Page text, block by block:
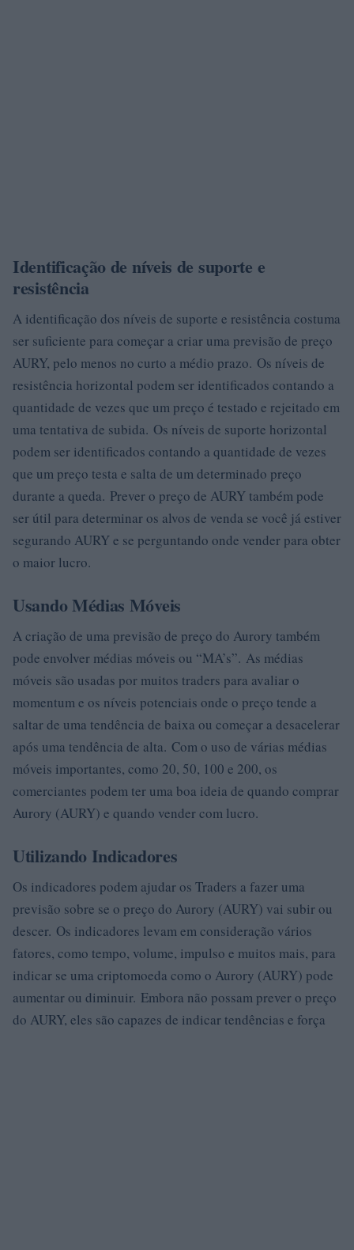
Identificação de níveis de suporte e
resistência
A identificação dos níveis de suporte e resistência costuma
ser suficiente para começar a criar uma previsão de preço
AURY, pelo menos no curto a médio prazo. Os níveis de
resistência horizontal podem ser identificados contando a
quantidade de vezes que um preço é testado e rejeitado em
uma tentativa de subida. Os níveis de suporte horizontal
podem ser identificados contando a quantidade de vezes
que um preço testa e salta de um determinado preço
durante a queda. Prever o preço de AURY também pode
ser útil para determinar os alvos de venda se você já estiver
segurando AURY e se perguntando onde vender para obter
o maior lucro.
Usando Médias Móveis
A criação de uma previsão de preço do Aurory também
pode envolver médias móveis ou “MA’s”. As médias
móveis são usadas por muitos traders para avaliar o
momentum e os níveis potenciais onde o preço tende a
saltar de uma tendência de baixa ou começar a desacelerar
após uma tendência de alta. Com o uso de várias médias
móveis importantes, como 20, 50, 100 e 200, os
comerciantes podem ter uma boa ideia de quando comprar
Aurory (AURY) e quando vender com lucro.
Utilizando Indicadores
Os indicadores podem ajudar os Traders a fazer uma
previsão sobre se o preço do Aurory (AURY) vai subir ou
descer. Os indicadores levam em consideração vários
fatores, como tempo, volume, impulso e muitos mais, para
indicar se uma criptomoeda como o Aurory (AURY) pode
aumentar ou diminuir. Embora não possam prever o preço
do AURY, eles são capazes de indicar tendências e força